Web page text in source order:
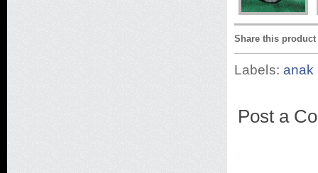
Share this product
Labels: anak
Post a